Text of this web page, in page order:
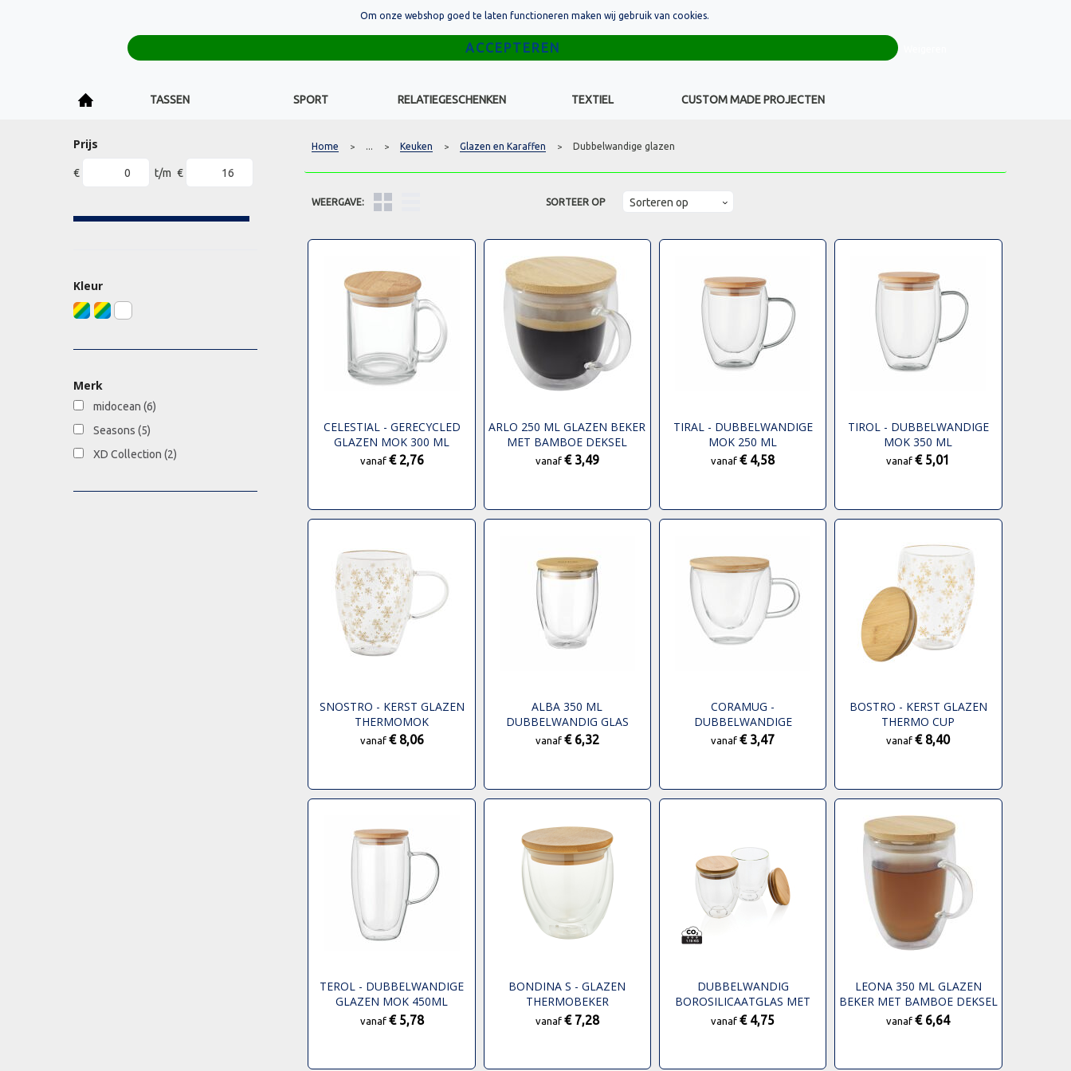
+32(0)16 43 54 19
TASSEN SPORT RELATIEGESCHENKEN TEXTIEL CUSTOM MADE PROJECTEN
Prijs
€ t/m €
Kleur
Merk
midocean (6)
Seasons (5)
XD Collection (2)
Home > ... > Keuken > Glazen en Karaffen > Dubbelwandige glazen
WEERGAVE: SORTEER OP
CELESTIAL - GERECYCLED
GLAZEN MOK 300 ML
vanaf € 2,76
ARLO 250 ML GLAZEN BEKER
MET BAMBOE DEKSEL
vanaf € 3,49
TIRAL - DUBBELWANDIGE
MOK 250 ML
vanaf€ 4,58
TIROL - DUBBELWANDIGE
MOK 350 ML
vanaf€ 5,01
SNOSTRO - KERST GLAZEN
THERMOMOK
vanaf € 8,06
ALBA 350 ML
DUBBELWANDIG GLAS
vanaf € 6,32
CORAMUG -
DUBBELWANDIGE
BOROSILICAAT MOK
vanaf€ 3,47
BOSTRO - KERST GLAZEN
THERMO CUP
vanaf€ 8,40
TEROL - DUBBELWANDIGE
GLAZEN MOK 450ML
vanaf € 5,78
BONDINA S - GLAZEN
THERMOBEKER
vanaf € 7,28
DUBBELWANDIG
BOROSILICAATGLAS MET
BAMBOE DEKSEL 250ML SET
vanaf€ 4,75
LEONA 350 ML GLAZEN
BEKER MET BAMBOE DEKSEL
vanaf€ 6,64
Om onze webshop goed te laten functioneren maken wij gebruik van cookies.